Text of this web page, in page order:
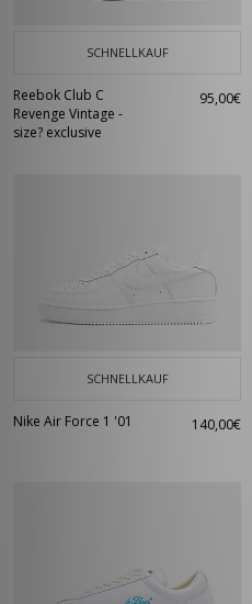
SCHNELLKAUF
Reebok Club C
Revenge Vintage -
size? exclusive
95,00€
SCHNELLKAUF
Nike Air Force 1 '01 140,00€